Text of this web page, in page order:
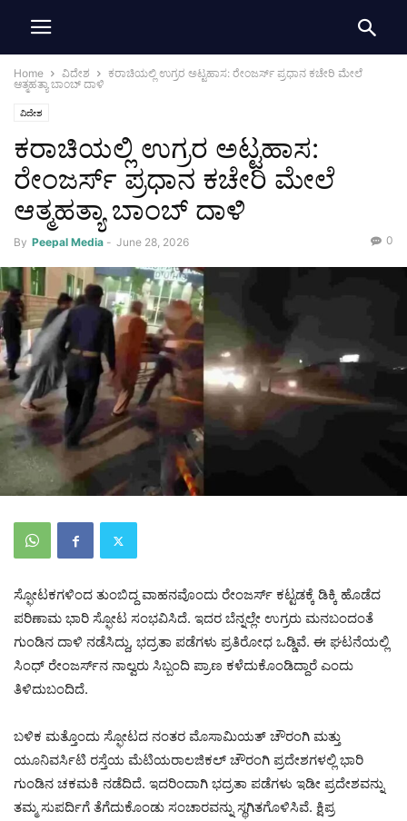
Home ವಿದೇಶ
ಕರಾಚಿಯಲ್ಲಿ ಉಗ್ರರ ಅಟ್ಟಹಾಸ: ರೇಂಜರ್ಸ್ ಪ್ರಧಾನ ಕಚೇರಿ ಮೇಲೆ
ಆತ್ಮಹತ್ಯಾ ಬಾಂಬ್ ದಾಳಿ
ವಿದೇಶ
ಕರಾಚಿಯಲ್ಲಿ ಉಗ್ರರ ಅಟ್ಟಹಾಸ:
ರೇಂಜರ್ಸ್ ಪ್ರಧಾನ ಕಚೇರಿ ಮೇಲೆ
ಆತ್ಮಹತ್ಯಾ ಬಾಂಬ್ ದಾಳಿ
By Peepal Media - June 28, 2026 0
​ಸ್ಫೋಟಕಗಳಿಂದ ತುಂಬಿದ್ದ ವಾಹನವೊಂದು ರೇಂಜರ್ಸ್ ಕಟ್ಟಡಕ್ಕೆ ಡಿಕ್ಕಿ ಹೊಡೆದ
ಪರಿಣಾಮ ಭಾರಿ ಸ್ಫೋಟ ಸಂಭವಿಸಿದೆ. ಇದರ ಬೆನ್ನಲ್ಲೇ ಉಗ್ರರು ಮನಬಂದಂತೆ
ಗುಂಡಿನ ದಾಳಿ ನಡೆಸಿದ್ದು, ಭದ್ರತಾ ಪಡೆಗಳು ಪ್ರತಿರೋಧ ಒಡ್ಡಿವೆ. ಈ ಘಟನೆಯಲ್ಲಿ
ಸಿಂಧ್ ರೇಂಜರ್ಸ್‌ನ ನಾಲ್ವರು ಸಿಬ್ಬಂದಿ ಪ್ರಾಣ ಕಳೆದುಕೊಂಡಿದ್ದಾರೆ ಎಂದು
ತಿಳಿದುಬಂದಿದೆ.
​ಬಳಿಕ ಮತ್ತೊಂದು ಸ್ಫೋಟದ ನಂತರ ಮೊಸಾಮಿಯತ್ ಚೌರಂಗಿ ಮತ್ತು
ಯೂನಿವರ್ಸಿಟಿ ರಸ್ತೆಯ ಮೆಟಿಯರಾಲಜಿಕಲ್ ಚೌರಂಗಿ ಪ್ರದೇಶಗಳಲ್ಲಿ ಭಾರಿ
ಗುಂಡಿನ ಚಕಮಕಿ ನಡೆದಿದೆ. ಇದರಿಂದಾಗಿ ಭದ್ರತಾ ಪಡೆಗಳು ಇಡೀ ಪ್ರದೇಶವನ್ನು
ತಮ್ಮ ಸುಪರ್ದಿಗೆ ತೆಗೆದುಕೊಂಡು ಸಂಚಾರವನ್ನು ಸ್ಥಗಿತಗೊಳಿಸಿವೆ. ಕ್ಷಿಪ್ರ